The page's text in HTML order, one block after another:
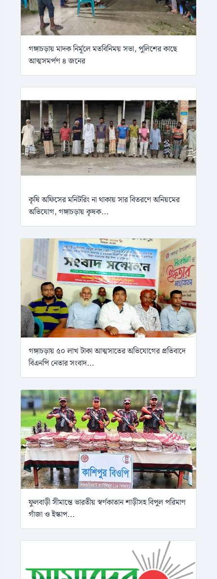
গঙ্গাচড়ায় মাদক নির্মূলে মতবিনিময় সভা, পুলিশের কাছে
আত্মসমর্পণ ৪ জনের
কৃষি অফিসের মনিটরিং না থাকায় সার বিতরণে অনিয়মের
অভিযোগ, গঙ্গাচড়ায় কৃষক...
গঙ্গাচড়ায় ৫০ লাখ টাকা আত্মসাতের অভিযোগের প্রতিবাদে
বিএনপি নেতার সংবাদ...
ফুলবাড়ী সীমান্তে ভারতীয় স্বর্ণকাতান শাড়ীসহ বিপুল পরিমাণ
গাঁজা ও ইস্কাপ...